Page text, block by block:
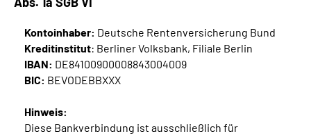
Kontoinhaber: Deutsche Rentenversicherung Bund
Kreditinstitut: Berliner Volksbank, Filiale Berlin
IBAN: DE84100900008843004009
BIC: BEVODEBBXXX
Hinweis:
Diese Bankverbindung ist ausschließlich für